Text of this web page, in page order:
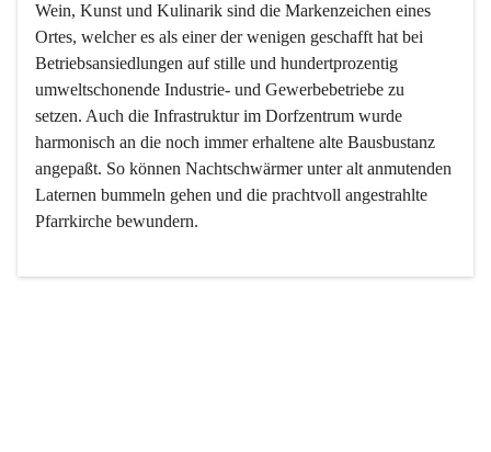
Wein, Kunst und Kulinarik sind die Markenzeichen eines
Ortes, welcher es als einer der wenigen geschafft hat bei
Betriebsansiedlungen auf stille und hundertprozentig
umweltschonende Industrie- und Gewerbebetriebe zu
setzen. Auch die Infrastruktur im Dorfzentrum wurde
harmonisch an die noch immer erhaltene alte Bausbustanz
angepaßt. So können Nachtschwärmer unter alt anmutenden
Laternen bummeln gehen und die prachtvoll angestrahlte
Pfarrkirche bewundern.
Der Weinbau dominert heute nicht mehr, ist aber integrativer